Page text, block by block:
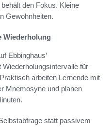
den Fokus. Kleine
Gewohnheiten.
Wiederholung
Ebbinghaus’
für
arbeiten Lernende mit
Mnemosyne und planen
statt passivem